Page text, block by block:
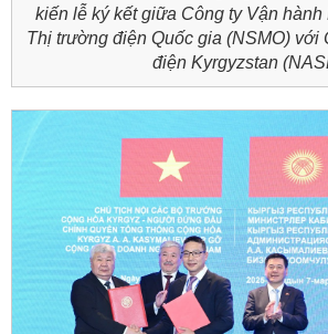
kiến lễ ký kết giữa Công ty Vận hành
Thị trường điện Quốc gia (NSMO) với
điện Kyrgyzstan